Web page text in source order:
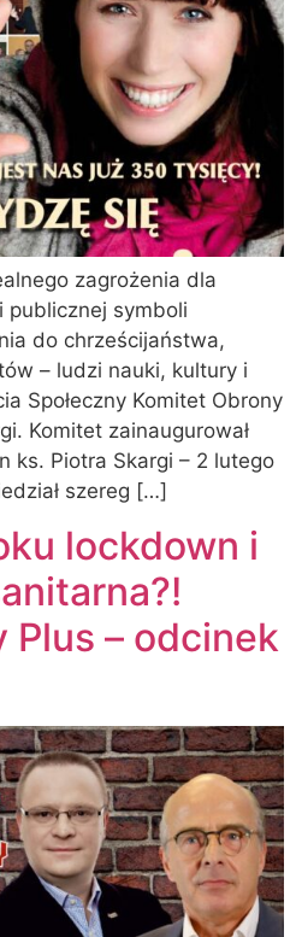
zagrożenia dla
publicznej symboli
do chrześcijaństwa,
– ludzi nauki, kultury i
Społeczny Komitet Obrony
Komitet zainaugurował
ks. Piotra Skargi – 2 lutego
szereg […]
lockdown i
Plus – odcinek